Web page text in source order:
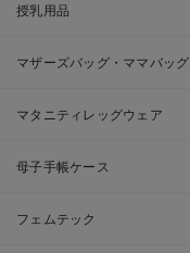
授乳用品
マザーズバッグ・ママバッグ
マタニティレッグウェア
母子手帳ケース
フェムテック